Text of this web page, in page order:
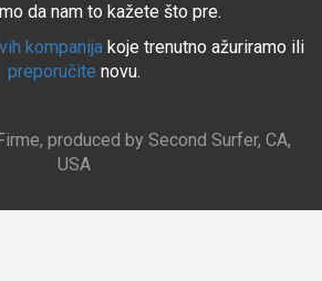
da nam to kažete što pre.
kompanija koje trenutno ažuriramo ili
preporučite novu.
produced by Second Surfer, CA,
USA